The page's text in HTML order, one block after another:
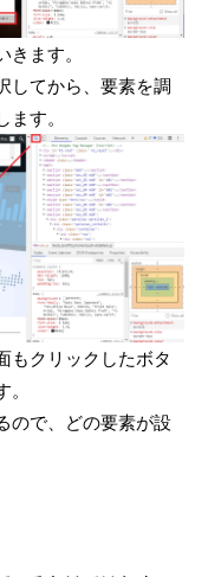
ます。
してから、要素を調
す。
もクリックしたボタ
ので、どの要素が設